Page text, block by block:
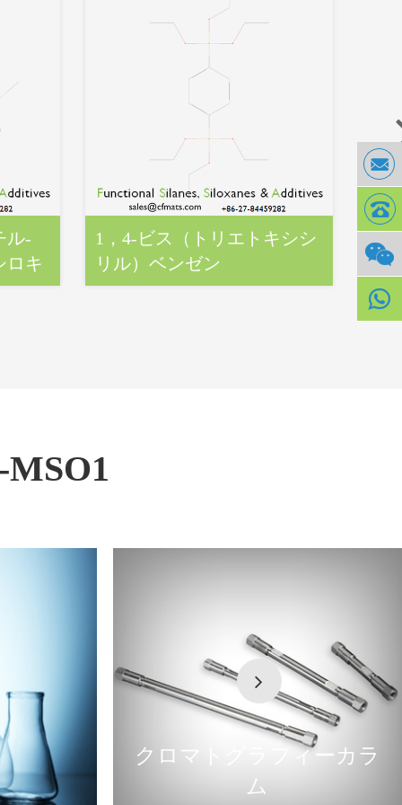
ル‐
ロキ
1，4‐ビス（トリエトキシシ
リル）ベンゼン
フ
ン
クロマトグラフィーカラ
ム